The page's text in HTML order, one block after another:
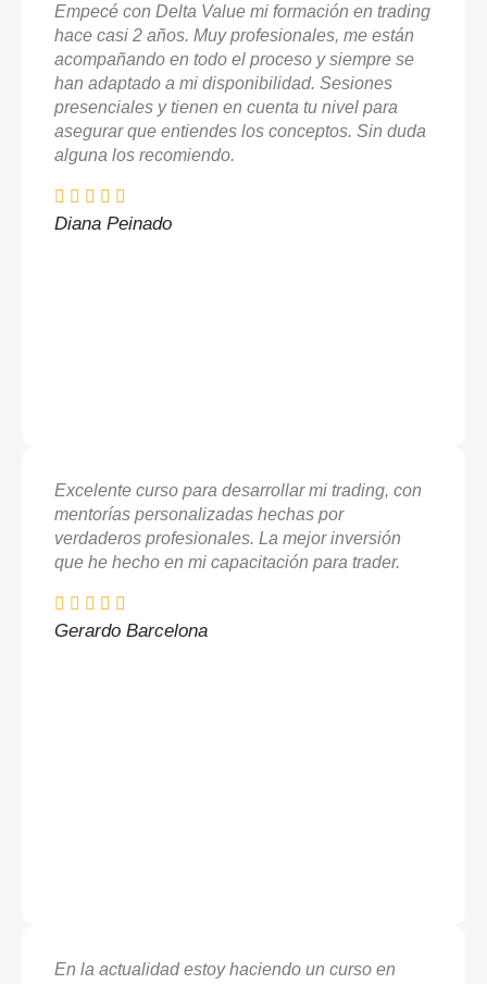
Empecé con Delta Value mi formación en trading
hace casi 2 años. Muy profesionales, me están
acompañando en todo el proceso y siempre se
han adaptado a mi disponibilidad. Sesiones
presenciales y tienen en cuenta tu nivel para
asegurar que entiendes los conceptos. Sin duda
alguna los recomiendo.
Diana Peinado
Excelente curso para desarrollar mi trading, con
mentorías personalizadas hechas por
verdaderos profesionales. La mejor inversión
que he hecho en mi capacitación para trader.
Gerardo Barcelona
En la actualidad estoy haciendo un curso en